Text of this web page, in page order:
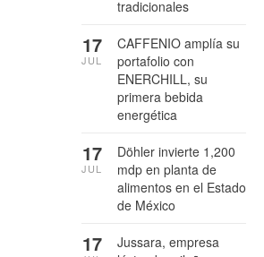
tradicionales
CAFFENIO amplía su
portafolio con
ENERCHILL, su
primera bebida
energética
17
JUL
Döhler invierte 1,200
mdp en planta de
alimentos en el Estado
de México
17
JUL
Jussara, empresa
17